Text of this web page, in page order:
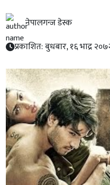
नेपालगन्ज डेस्क
प्रकाशित: बुधबार, १६ भाद्र